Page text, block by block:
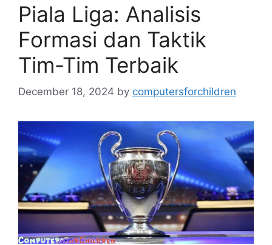
Piala Liga: Analisis
Formasi dan Taktik
Tim-Tim Terbaik
December 18, 2024 by computersforchildren